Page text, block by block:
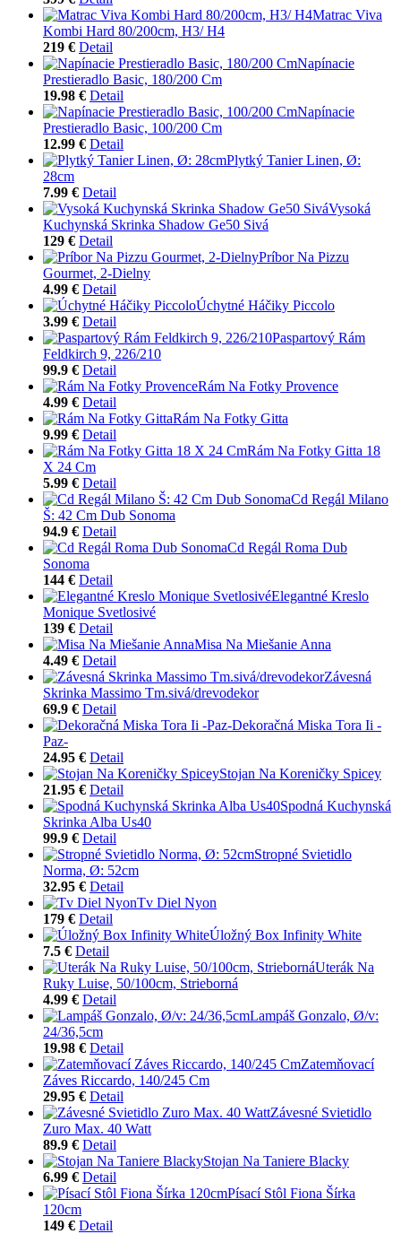
Matrac Viva
Kombi Hard 80/200cm, H3/ H4
219 € Detail
Napínacie
Prestieradlo Basic, 180/200 Cm
19.98 € Detail
Napínacie
Prestieradlo Basic, 100/200 Cm
12.99 € Detail
Plytký Tanier Linen, Ø:
28cm
7.99 € Detail
Vysoká
Kuchynská Skrinka Shadow Ge50 Sivá
129 € Detail
Príbor Na Pizzu
Gourmet, 2-Dielny
4.99 € Detail
Úchytné Háčiky Piccolo
3.99 € Detail
Paspartový Rám
Feldkirch 9, 226/210
99.9 € Detail
Rám Na Fotky Provence
4.99 € Detail
Rám Na Fotky Gitta
9.99 € Detail
Rám Na Fotky Gitta 18
X 24 Cm
5.99 € Detail
Cd Regál Milano
Š: 42 Cm Dub Sonoma
94.9 € Detail
Cd Regál Roma Dub
Sonoma
144 € Detail
Elegantné Kreslo
Monique Svetlosivé
139 € Detail
Misa Na Miešanie Anna
4.49 € Detail
Závesná
Skrinka Massimo Tm.sivá/drevodekor
69.9 € Detail
Dekoračná Miska Tora Ii -
Paz-
24.95 € Detail
Stojan Na Koreničky Spicey
21.95 € Detail
Spodná Kuchynská
Skrinka Alba Us40
99.9 € Detail
Stropné Svietidlo
Norma, Ø: 52cm
32.95 € Detail
Tv Diel Nyon
179 € Detail
Úložný Box Infinity White
7.5 € Detail
Uterák Na
Ruky Luise, 50/100cm, Strieborná
4.99 € Detail
Lampáš Gonzalo, Ø/v:
24/36,5cm
19.98 € Detail
Zatemňovací
Záves Riccardo, 140/245 Cm
29.95 € Detail
Závesné Svietidlo
Zuro Max. 40 Watt
89.9 € Detail
Stojan Na Taniere Blacky
6.99 € Detail
Písací Stôl Fiona Šírka
120cm
149 € Detail